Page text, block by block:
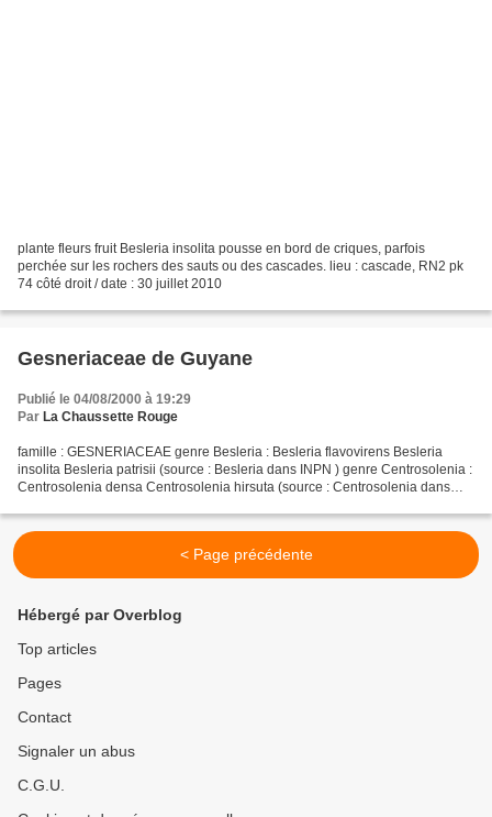
plante fleurs fruit Besleria insolita pousse en bord de criques, parfois
perchée sur les rochers des sauts ou des cascades. lieu : cascade, RN2 pk
74 côté droit / date : 30 juillet 2010
Gesneriaceae de Guyane
Publié le 04/08/2000 à 19:29
Par La Chaussette Rouge
famille : GESNERIACEAE genre Besleria : Besleria flavovirens Besleria
insolita Besleria patrisii (source : Besleria dans INPN ) genre Centrosolenia :
Centrosolenia densa Centrosolenia hirsuta (source : Centrosolenia dans
< Page précédente
Hébergé par Overblog
Top articles
Pages
Contact
Signaler un abus
C.G.U.